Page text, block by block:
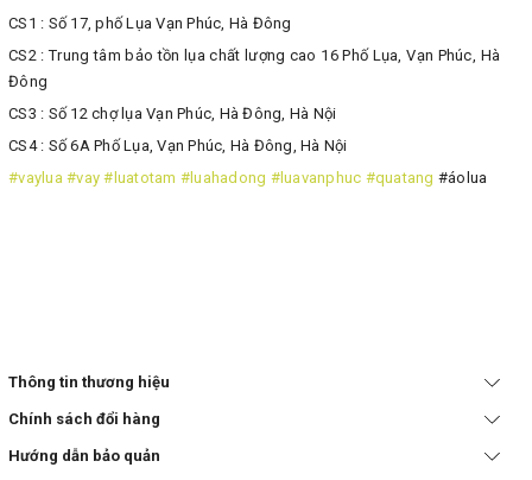
CS1 : Số 17, phố Lụa Vạn Phúc, Hà Đông
CS2 : Trung tâm bảo tồn lụa chất lượng cao 16 Phố Lụa, Vạn Phúc, Hà
Đông
CS3 : Số 12 chợ lụa Vạn Phúc, Hà Đông, Hà Nội
CS4 : Số 6A Phố Lụa, Vạn Phúc, Hà Đông, Hà Nội
#vaylua #vay #luatotam #luahadong #luavanphuc #quatang #áolua
Thông tin thương hiệu
Chính sách đổi hàng
Hướng dẫn bảo quản